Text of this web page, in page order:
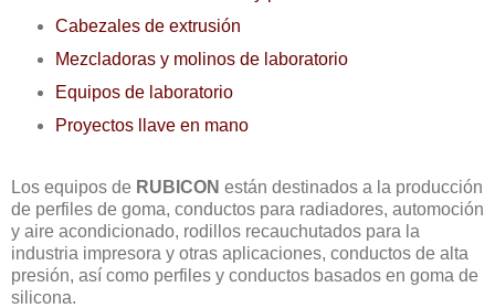
Cabezales de extrusión
Mezcladoras y molinos de laboratorio
Equipos de laboratorio
Proyectos llave en mano
Los equipos de RUBICON están destinados a la producción
de perfiles de goma, conductos para radiadores, automoción
y aire acondicionado, rodillos recauchutados para la
industria impresora y otras aplicaciones, conductos de alta
presión, así como perfiles y conductos basados en goma de
silicona.